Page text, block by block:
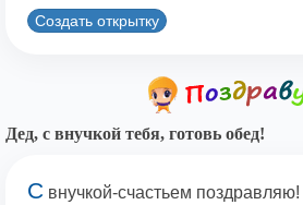
Создать открытку
Дед, с внучкой тебя, готовь обед!
С внучкой-счастьем поздравляю!